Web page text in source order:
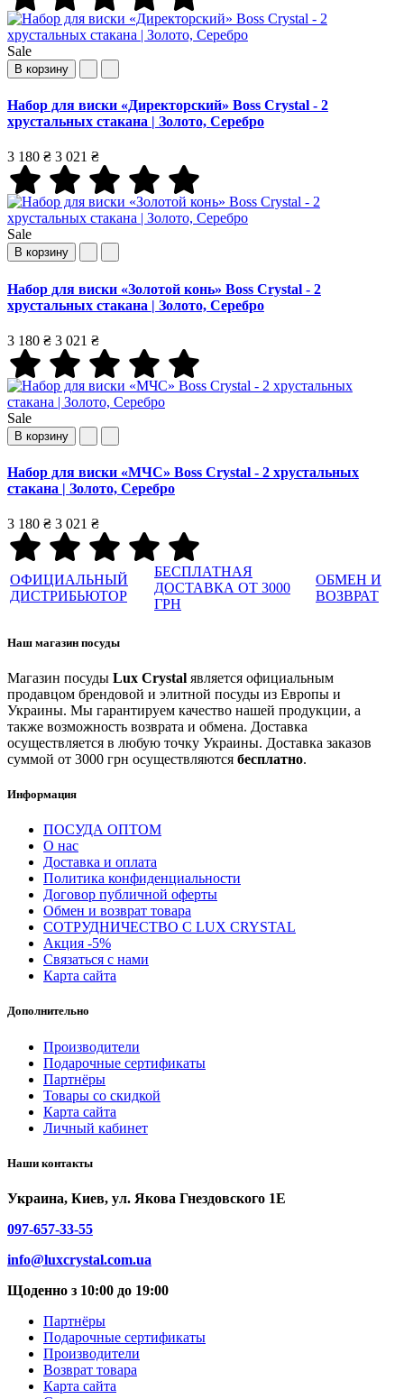
Sale
В корзину
Набор для виски «Директорский» Boss Crystal - 2
хрустальных стакана | Золото, Серебро
3 180 ₴ 3 021 ₴
Sale
В корзину
Набор для виски «Золотой конь» Boss Crystal - 2
хрустальных стакана | Золото, Серебро
3 180 ₴ 3 021 ₴
Sale
В корзину
Набор для виски «МЧС» Boss Crystal - 2 хрустальных
стакана | Золото, Серебро
3 180 ₴ 3 021 ₴
ОФИЦИАЛЬНЫЙ
ДИСТРИБЬЮТОР
БЕСПЛАТНАЯ
ДОСТАВКА ОТ 3000
ГРН
ОБМЕН И
ВОЗВРАТ
Наш магазин посуды
Магазин посуды Lux Crystal является официальным
продавцом брендовой и элитной посуды из Европы и
Украины. Мы гарантируем качество нашей продукции, а
также возможность возврата и обмена. Доставка
осуществляется в любую точку Украины. Доставка заказов
суммой от 3000 грн осуществляются бесплатно.
Информация
ПОСУДА ОПТОМ
О нас
Доставка и оплата
Политика конфиденциальности
Договор публичной оферты
Обмен и возврат товара
СОТРУДНИЧЕСТВО С LUX CRYSTAL
Акция -5%
Связаться с нами
Карта сайта
Дополнительно
Производители
Подарочные сертификаты
Партнёры
Товары со скидкой
Карта сайта
Личный кабинет
Наши контакты
Украина, Киев, ул. Якова Гнездовского 1Е
097-657-33-55
info@luxcrystal.com.ua
Щоденно з 10:00 до 19:00
Партнёры
Подарочные сертификаты
Производители
Возврат товара
Карта сайта